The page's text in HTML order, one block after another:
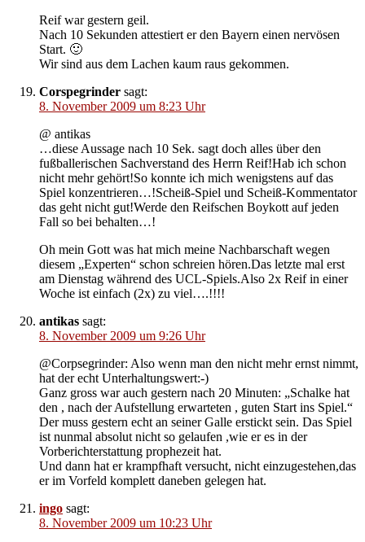
Reif war gestern geil.
Nach 10 Sekunden attestiert er den Bayern einen nervösen
Start. 🙂
Wir sind aus dem Lachen kaum raus gekommen.
Corspegrinder sagt:
8. November 2009 um 8:23 Uhr
@ antikas
…diese Aussage nach 10 Sek. sagt doch alles über den
fußballerischen Sachverstand des Herrn Reif!Hab ich schon
nicht mehr gehört!So konnte ich mich wenigstens auf das
Spiel konzentrieren…!Scheiß-Spiel und Scheiß-Kommentator
das geht nicht gut!Werde den Reifschen Boykott auf jeden
Fall so bei behalten…!
Oh mein Gott was hat mich meine Nachbarschaft wegen
diesem „Experten“ schon schreien hören.Das letzte mal erst
am Dienstag während des UCL-Spiels.Also 2x Reif in einer
Woche ist einfach (2x) zu viel….!!!!
antikas sagt:
8. November 2009 um 9:26 Uhr
@Corpsegrinder: Also wenn man den nicht mehr ernst nimmt,
hat der echt Unterhaltungswert:-)
Ganz gross war auch gestern nach 20 Minuten: „Schalke hat
den , nach der Aufstellung erwarteten , guten Start ins Spiel.“
Der muss gestern echt an seiner Galle erstickt sein. Das Spiel
ist nunmal absolut nicht so gelaufen ,wie er es in der
Vorberichterstattung prophezeit hat.
Und dann hat er krampfhaft versucht, nicht einzugestehen,das
er im Vorfeld komplett daneben gelegen hat.
ingo sagt:
8. November 2009 um 10:23 Uhr